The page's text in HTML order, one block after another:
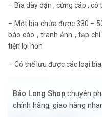
– Bìa dày dặn , cứng cáp , có
– Một bìa chứa được 330 –
báo cáo , tranh ảnh , tạp
tiện lợi hơn
– Có thể lưu được các loại
Bảo Long Shop chuyên
chính hãng, giao hàng